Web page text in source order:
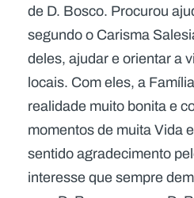
de D. Bosco. Procurou
segundo o Carisma
deles, ajudar e orientar a
locais. Com eles, a
realidade muito bonita e
momentos de muita Vida
sentido agradecimento
interesse que sempre